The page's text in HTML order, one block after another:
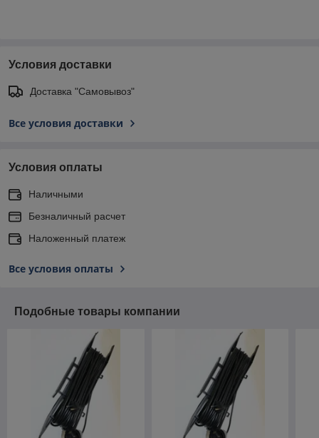
Условия доставки
Доставка "Самовывоз"
Все условия доставки
Условия оплаты
Наличными
Безналичный расчет
Наложенный платеж
Все условия оплаты
Подобные товары компании